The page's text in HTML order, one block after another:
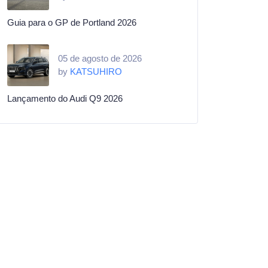
Guia para o GP de Portland 2026
05 de agosto de 2026
by KATSUHIRO
Lançamento do Audi Q9 2026